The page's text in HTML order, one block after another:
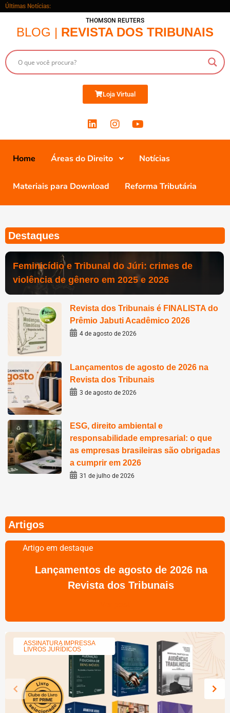
Últimas Notícias:
THOMSON REUTERS
BLOG | REVISTA DOS TRIBUNAIS
Loja Virtual
Home Áreas do Direito Notícias
Materiais para Download Reforma Tributária
Destaques
Feminicídio e Tribunal do Júri: crimes de
violência de gênero em 2025 e 2026
Revista dos Tribunais é FINALISTA do
Prêmio Jabuti Acadêmico 2026
4 de agosto de 2026
Lançamentos de agosto de 2026 na
Revista dos Tribunais
3 de agosto de 2026
ESG, direito ambiental e
responsabilidade empresarial: o que
as empresas brasileiras são obrigadas
a cumprir em 2026
31 de julho de 2026
Artigos
Artigo em destaque
Lançamentos de agosto de 2026 na
Revista dos Tribunais
ASSINATURA IMPRESSA
LIVROS JURÍDICOS